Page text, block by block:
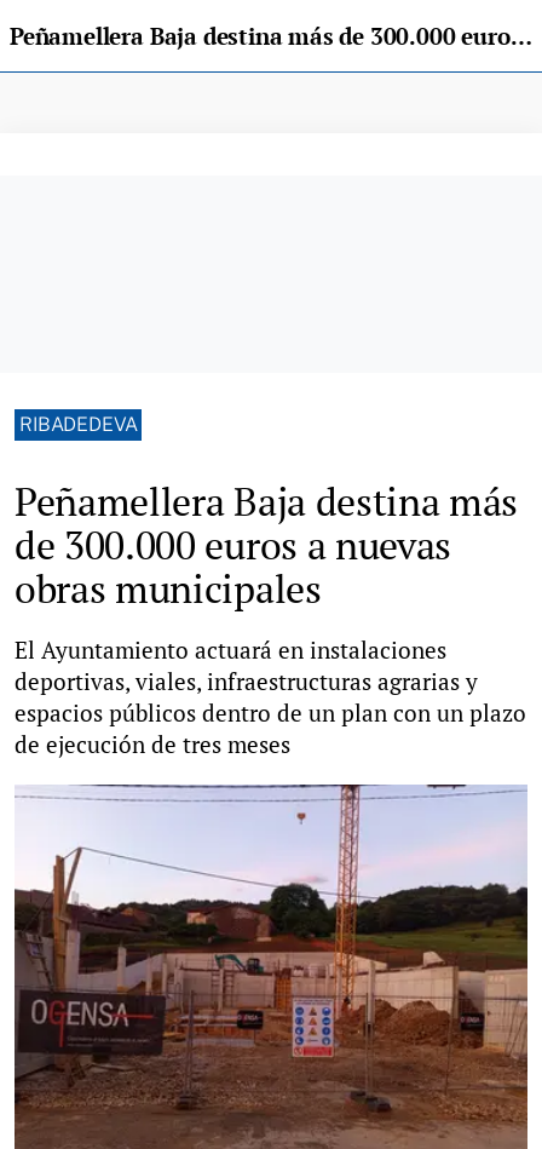
Peñamellera Baja destina más de 300.000 euros a nuevas obras municipales
RIBADEDEVA
Peñamellera Baja destina más
de 300.000 euros a nuevas
obras municipales
El Ayuntamiento actuará en instalaciones
deportivas, viales, infraestructuras agrarias y
espacios públicos dentro de un plan con un plazo
de ejecución de tres meses